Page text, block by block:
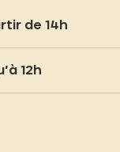
de 14h
12h